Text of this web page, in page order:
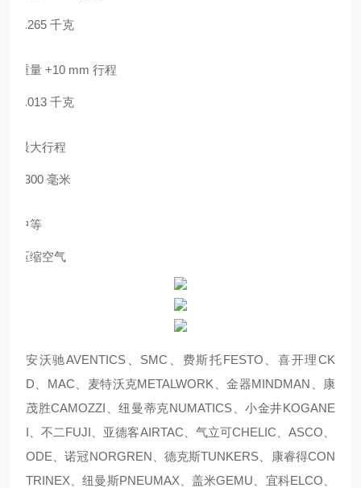
0.265 千克
重量 +10 mm 行程
0.013 千克
最大行程
1300 毫米
中等
压缩空气
安沃驰AVENTICS、SMC、费斯托FESTO、喜开理CK
D、MAC、麦特沃克METALWORK、金器MINDMAN、康
茂胜CAMOZZI、纽曼蒂克NUMATICS、小金井KOGANE
I、不二FUJI、亚德客AIRTAC、气立可CHELIC、ASCO、
ODE、诺冠NORGREN、德克斯TUNKERS、康睿得CON
TRINEX、纽曼斯PNEUMAX、盖米GEMU、宜科ELCO、